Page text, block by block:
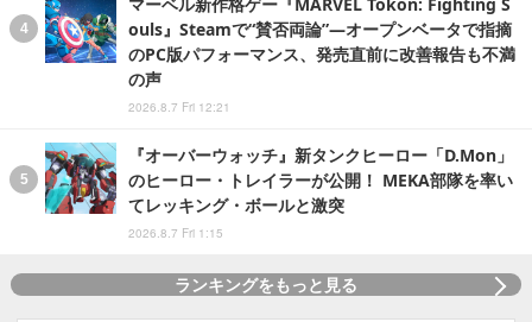
ouls』Steamで“賛否両論”―オープンベータで指摘
のPC版パフォーマンス、発売直前に改善報告も不満
の声
2026.8.7 Fri 12:21
『オーバーウォッチ』新タンクヒーロー「D.Mon」
のヒーロー・トレイラーが公開！ MEKA部隊を率い
てレッキング・ボールと激突
2026.8.7 Fri 1:15
ランキングをもっと見る